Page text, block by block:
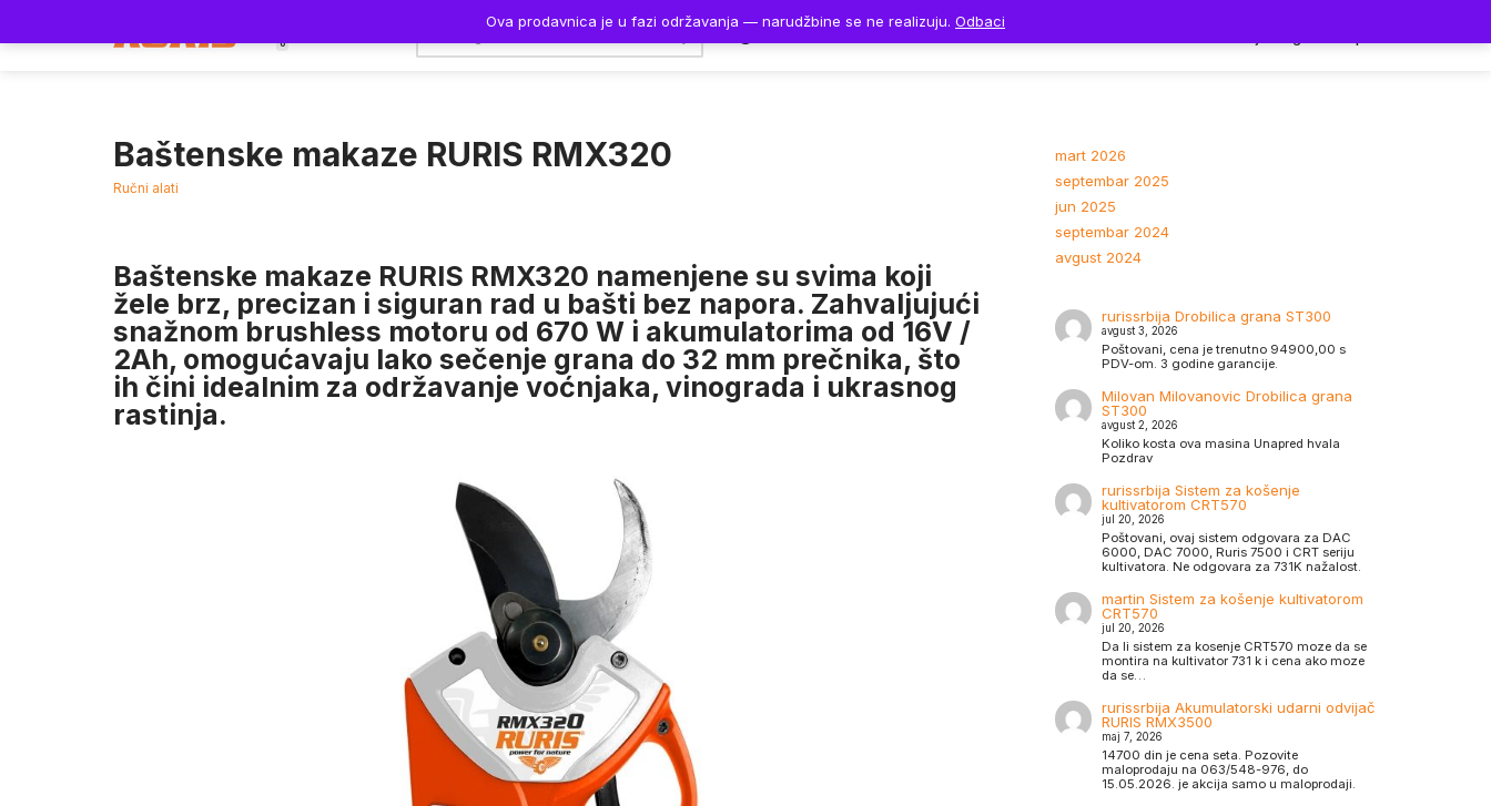
Ova prodavnica je u fazi održavanja — narudžbine se ne realizuju. Odbaci
0 Proizvodi
Baštenske makaze RURIS RMX320
Ručni alati
Baštenske makaze RURIS RMX320 namenjene su svima koji
žele brz, precizan i siguran rad u bašti bez napora. Zahvaljujući
snažnom brushless motoru od 670 W i akumulatorima od 16V /
2Ah, omogućavaju lako sečenje grana do 32 mm prečnika, što
ih čini idealnim za održavanje voćnjaka, vinograda i ukrasnog
rastinja.
mart 2026
septembar 2025
jun 2025
septembar 2024
avgust 2024
rurissrbija Drobilica grana ST300
avgust 3, 2026
Poštovani, cena je trenutno 94900,00 s
PDV-om. 3 godine garancije.
Milovan Milovanovic Drobilica grana
ST300
avgust 2, 2026
Koliko kosta ova masina Unapred hvala
Pozdrav
rurissrbija Sistem za košenje
kultivatorom CRT570
jul 20, 2026
Poštovani, ovaj sistem odgovara za DAC
6000, DAC 7000, Ruris 7500 i CRT seriju
kultivatora. Ne odgovara za 731K nažalost.
martin Sistem za košenje kultivatorom
CRT570
jul 20, 2026
Da li sistem za kosenje CRT570 moze da se
montira na kultivator 731 k i cena ako moze
da se…
rurissrbija Akumulatorski udarni odvijač
RURIS RMX3500
maj 7, 2026
14700 din je cena seta. Pozovite
maloprodaju na 063/548-976, do
15.05.2026. je akcija samo u maloprodaji.